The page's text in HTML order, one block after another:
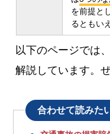
を前提と
るともい
以下のページでは
解説しています。
合わせて読みた